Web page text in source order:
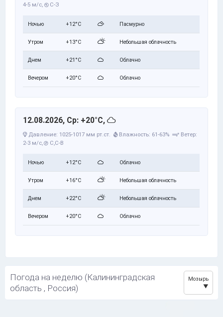
4-5 м/с, С-З
Ночью +12°C Пасмурно
Утром +13°C Небольшая облачность
Днем +21°C Облачно
Вечером +20°C Облачно
12.08.2026, Ср: +20°C,
Давление: 1025-1017 мм рт.ст. Влажность: 61-63%
Ветер:
2-3 м/с,
С,С-В
Ночью +12°C Облачно
Утром +16°C Небольшая облачность
Днем +22°C Небольшая облачность
Вечером +20°C Облачно
Погода на неделю (Калининградская
область , Россия)
Мозырь